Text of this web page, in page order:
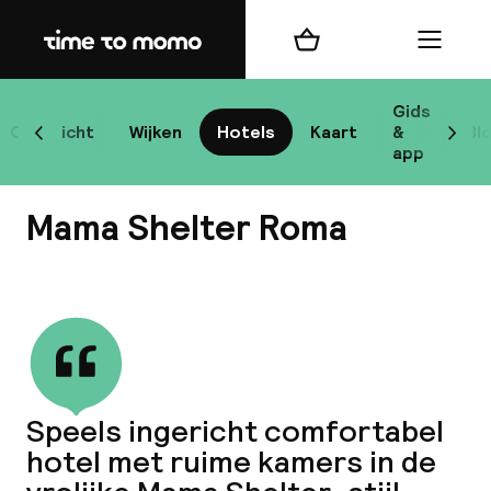
Home
Overzicht Wijken Hotels Kaart
Gids
&
app
Scroll naar links
Winkelmand Menu
Mama Shelter Roma
Speels ingericht comfortabel
hotel met ruime kamers in de